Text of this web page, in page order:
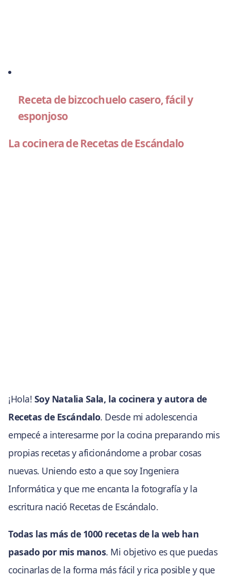
Receta de bizcochuelo casero, fácil y
esponjoso
La cocinera de Recetas de Escándalo
¡Hola! Soy Natalia Sala, la cocinera y autora de
Recetas de Escándalo. Desde mi adolescencia
empecé a interesarme por la cocina preparando mis
propias recetas y aficionándome a probar cosas
nuevas. Uniendo esto a que soy Ingeniera
Informática y que me encanta la fotografía y la
escritura nació Recetas de Escándalo.
Todas las más de 1000 recetas de la web han
pasado por mis manos. Mi objetivo es que puedas
cocinarlas de la forma más fácil y rica posible y que